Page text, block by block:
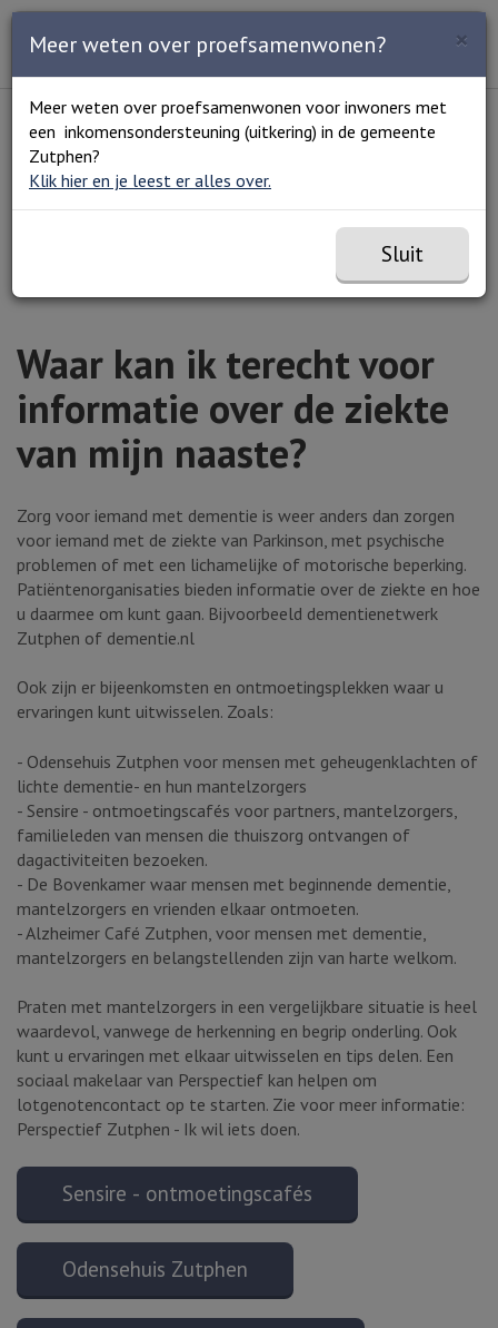
Open en sluit het
Menu
Lees voor
Uitleg woorden
Simpele tekst
Home Zorg en welzijn
advies voor mantelzorgers
Waar kan ik terecht voor
informatie over de ziekte van mijn naaste?
Waar kan ik terecht voor
informatie over de ziekte
van mijn naaste?
Zorg voor iemand met dementie is weer anders dan zorgen
voor iemand met de ziekte van Parkinson, met psychische
problemen of met een lichamelijke of motorische beperking.
Patiëntenorganisaties bieden informatie over de ziekte en hoe
u daarmee om kunt gaan. Bijvoorbeeld dementienetwerk
Zutphen of dementie.nl
Ook zijn er bijeenkomsten en ontmoetingsplekken waar u
ervaringen kunt uitwisselen. Zoals:
- Odensehuis Zutphen voor mensen met geheugenklachten of
lichte dementie- en hun mantelzorgers
- Sensire - ontmoetingscafés voor partners, mantelzorgers,
familieleden van mensen die thuiszorg ontvangen of
dagactiviteiten bezoeken.
- De Bovenkamer waar mensen met beginnende dementie,
mantelzorgers en vrienden elkaar ontmoeten.
- Alzheimer Café Zutphen, voor mensen met dementie,
mantelzorgers en belangstellenden zijn van harte welkom.
Praten met mantelzorgers in een vergelijkbare situatie is heel
waardevol, vanwege de herkenning en begrip onderling. Ook
kunt u ervaringen met elkaar uitwisselen en tips delen. Een
sociaal makelaar van Perspectief kan helpen om
lotgenotencontact op te starten. Zie voor meer informatie:
Perspectief Zutphen - Ik wil iets doen.
Sensire - ontmoetingscafés
Odensehuis Zutphen
×
Meer weten over proefsamenwonen?
Meer weten over proefsamenwonen voor inwoners met
een inkomensondersteuning (uitkering) in de gemeente
Zutphen?
Klik hier en je leest er alles over.
Sluit